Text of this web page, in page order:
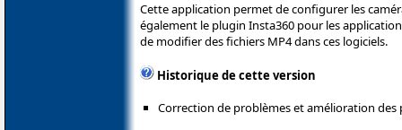
Cette application permet de configurer les
également le plugin Insta360 pour les
de modifier des fichiers MP4 dans ces logiciels.
Historique de cette version
Correction de problèmes et amélioration des